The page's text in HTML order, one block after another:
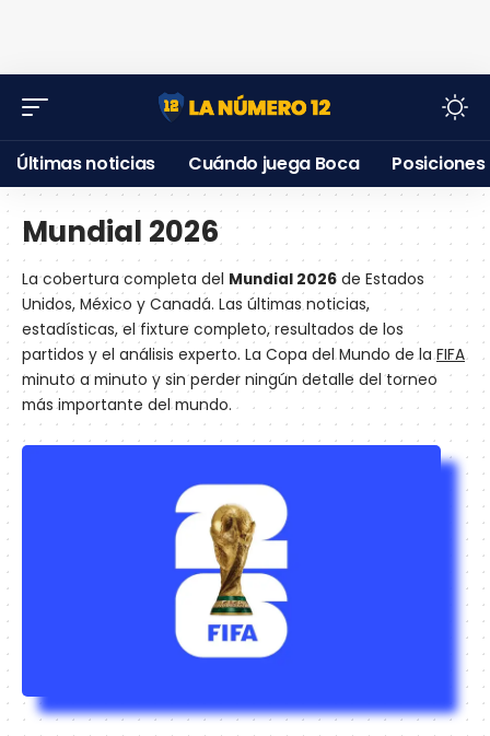
Últimas noticias Cuándo juega Boca Posiciones
Mundial 2026
La cobertura completa del Mundial 2026 de Estados
Unidos, México y Canadá. Las últimas noticias,
estadísticas, el fixture completo, resultados de los
partidos y el análisis experto. La Copa del Mundo de laFIFA
minuto a minuto y sin perder ningún detalle del torneo
más importante del mundo.